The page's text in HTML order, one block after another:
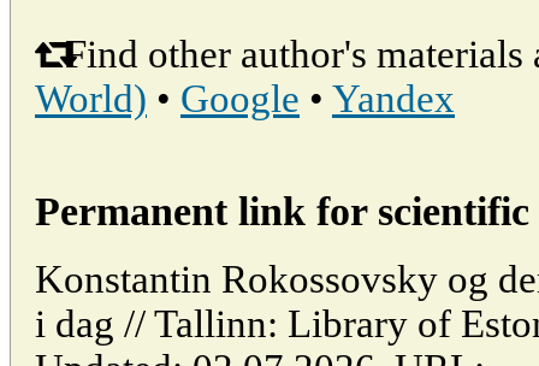
Find other author's materials
World) • Google • Yandex
Permanent link for
Konstantin Rokossovsky og
i dag // Tallinn: Library of